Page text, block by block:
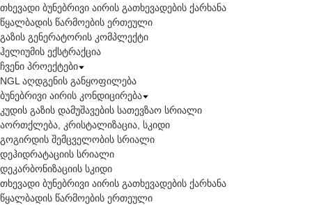
თხევადი ბუნებრივი აირის გათხევადების ქარხანა
წყალბადის წარმოების ერთეული
გაზის გენერატორის კომპლექტი
ჰელიუმის ექსტრაქცია
ჩვენი პროექტები
NGL აღდგენის განყოფილება
ბუნებრივი აირის კონდიცირება
კუდის გაზის დამუშავების სათევზაო სრიალი
აორთქლება, კრისტალიზაცია, სკიდი
გოგირდის შემცველობის სრიალი
დეჰიდრატაციის სრიალი
დეკარბონიზაციის სკიდი
თხევადი ბუნებრივი აირის გათხევადების ქარხანა
წყალბადის წარმოების ერთეული